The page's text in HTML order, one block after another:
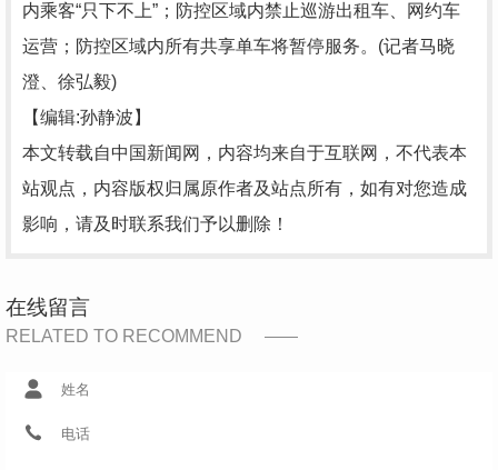
内乘客“只下不上”；防控区域内禁止巡游出租车、网约车
运营；防控区域内所有共享单车将暂停服务。(记者马晓
澄、徐弘毅)
【编辑:孙静波】
本文转载自中国新闻网，内容均来自于互联网，不代表本
站观点，内容版权归属原作者及站点所有，如有对您造成
影响，请及时联系我们予以删除！
在线留言
RELATED TO RECOMMEND